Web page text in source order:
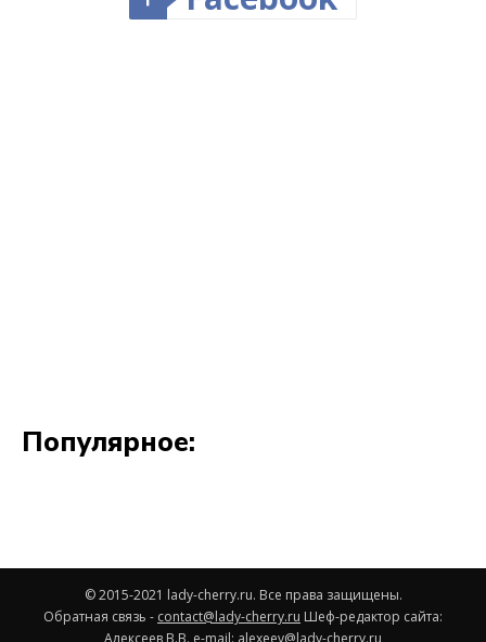
© 2015-2021 lady-cherry.ru. Все права защищены.
Обратная связь - contact@lady-cherry.ru Шеф-редактор сайта:
Алексеев В.В. e-mail: alexeev@lady-cherry.ru